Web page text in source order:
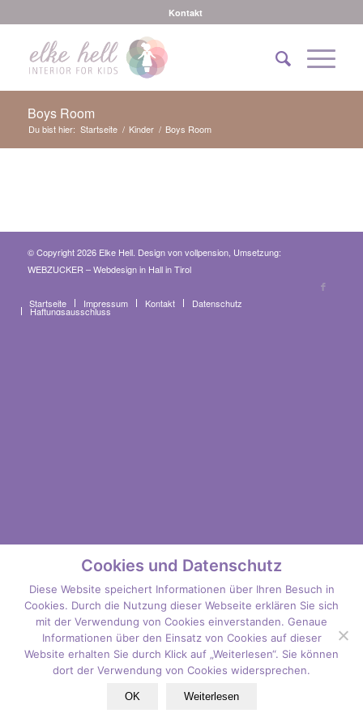
Kontakt
Boys Room
Du bist hier: Startseite / Kinder / Boys Room
© Copyright 2026 Elke Hell. Design vonvollpension, Umsetzung:
WEBZUCKER – Webdesign in Hall in Tirol
Startseite Impressum Kontakt Datenschutz
Haftungsausschluss
Cookies und Datenschutz
Diese Website speichert Informationen über Ihren Besuch in
Cookies. Durch die Nutzung dieser Webseite erklären Sie sich
mit der Verwendung von Cookies einverstanden. Genaue
Informationen über den Einsatz von Cookies auf dieser
Website erhalten Sie durch Klick auf „Weiterlesen“. Sie können
dort der Verwendung von Cookies widersprechen.
OK Weiterlesen